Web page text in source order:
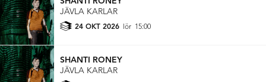
JÄVLA KARLAR
24 OKT 2026 lör 15:00
SHANTI RONEY
JÄVLA KARLAR